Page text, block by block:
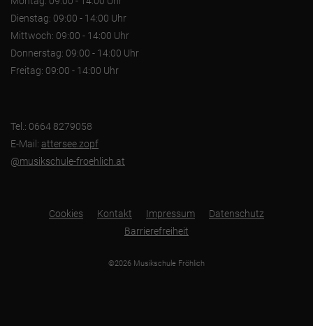
Dienstag: 09:00 - 14:00 Uhr
Mittwoch: 09:00 - 14:00 Uhr
Donnerstag: 09:00 - 14:00 Uhr
Freitag: 09:00 - 14:00 Uhr
Tel.: 0664 8279058
E-Mail: attersee.zopf
@musikschule-froehlich.at
Cookies Kontakt Impressum
Datenschutz
Barrierefreiheit
©2026 Musikschule Fröhlich